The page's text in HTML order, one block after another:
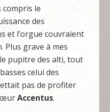
compris le
des
et l’orgue couvraient
Plus grave à mes
pupitre des alti, tout
celui des
pas de profiter
Accentus.